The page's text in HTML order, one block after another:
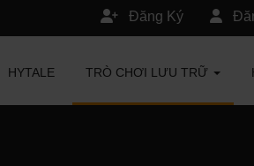
Đăng Ký
HYTALE TRÒ CHƠI LƯU TRỮ